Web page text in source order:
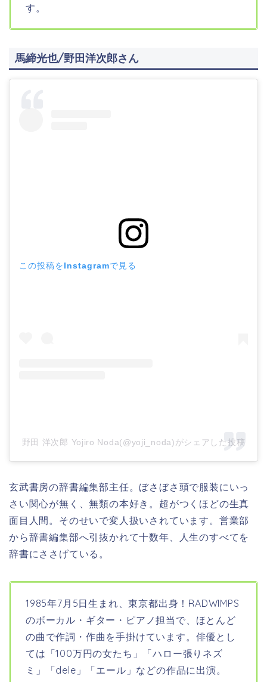
す。
馬締光也/野田洋次郎さん
この投稿をInstagramで見る
野田 洋次郎 Yojiro Noda(@yoji_noda)がシェアした投稿
玄武書房の辞書編集部主任。ぼさぼさ頭で服装にいっ
さい関心が無く、無類の本好き。超がつくほどの生真
面目人間。そのせいで変人扱いされています。営業部
から辞書編集部へ引抜かれて十数年、人生のすべてを
辞書にささげている。
1985年7月5日生まれ、東京都出身！RADWIMPS
のボーカル ・ ギター ・ ピアノ担当で 、ほとんど
の曲で作詞・作曲を手掛けています。 俳優とし
ては「100万円の女たち」「ハロー張りネズ
ミ」「dele」「エール」などの作品に出演。